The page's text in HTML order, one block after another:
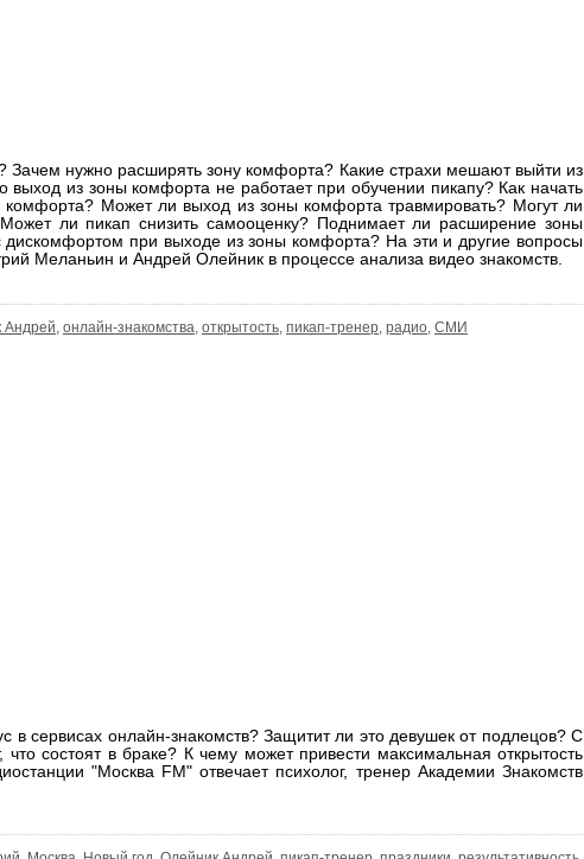
Зачем нужно расширять зону комфорта? Какие страхи мешают выйти из
из зоны комфорта не работает при обучении пикапу? Как начать
Может ли выход из зоны комфорта травмировать? Могут ли
ли пикап снизить самооценку? Поднимает ли расширение зоны
дискомфортом при выходе из зоны комфорта? На эти и другие вопросы
Меланьин и Андрей Олейник в процессе анализа видео знакомств.
Андрей, онлайн-знакомства, открытость, пикап-тренер, радио, СМИ
в сервисах онлайн-знакомств? Защитит ли это девушек от подлецов? С
состоят в браке? К чему может привести максимальная открытость
"Москва FM" отвечает психолог, тренер Академии Знакомств